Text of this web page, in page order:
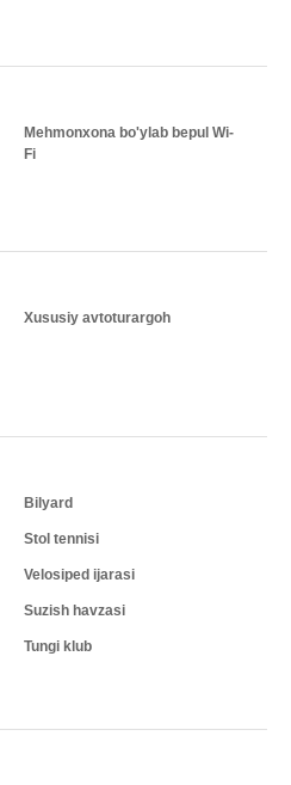
Mehmonxona bo'ylab bepul Wi-
Fi
Xususiy avtoturargoh
Bilyard
Stol tennisi
Velosiped ijarasi
Suzish havzasi
Tungi klub